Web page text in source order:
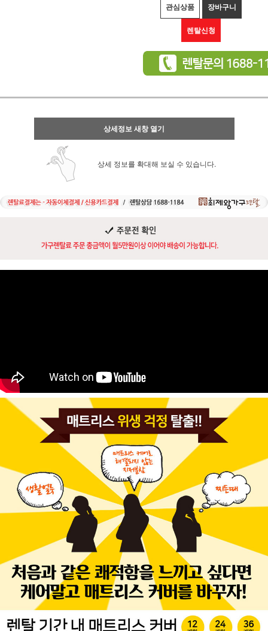
관심상품 장바구니
렌탈신청
상세정보 새창 열기
상세 정보를 확대해 보실 수 있습니다.